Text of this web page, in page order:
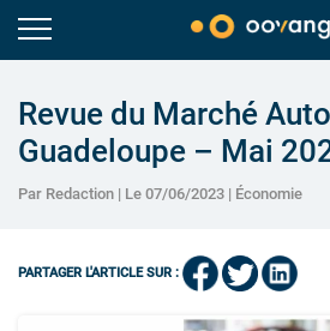
Revue du Marché
Guadeloupe – Mai
Par Redaction | Le 07/06/2023 | Économie
PARTAGER L'ARTICLE SUR :